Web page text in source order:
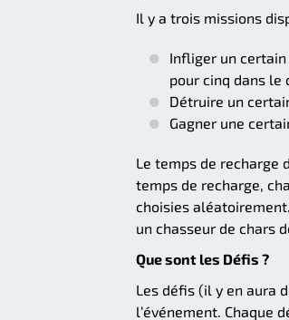
Il y a trois missions
Infliger un
pour cinq dans le
Détruire un
Gagner une
Le temps de recharge
temps de recharge,
choisies
un chasseur de chars
Que sont les Défis ?
Les défis (il y en aura
l’événement. Chaque